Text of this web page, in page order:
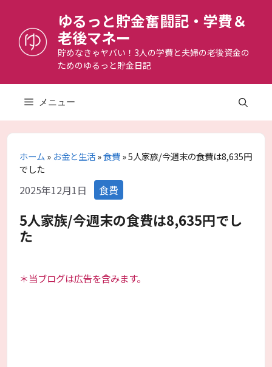
へ
ゆるっと貯金奮闘記・学費＆
老後マネー
貯めなきゃヤバい！3人の学費と夫婦の老後資金の
ためのゆるっと貯金日記
メニュー
ホーム» お金と生活»食費»5人家族/今週末の食費は8,635円
でした
2025年12月1日 カ
テ
ゴ
リ
食費
5人家族/今週末の食費は8,635円でし
た
＊当ブログは広告を含みます。